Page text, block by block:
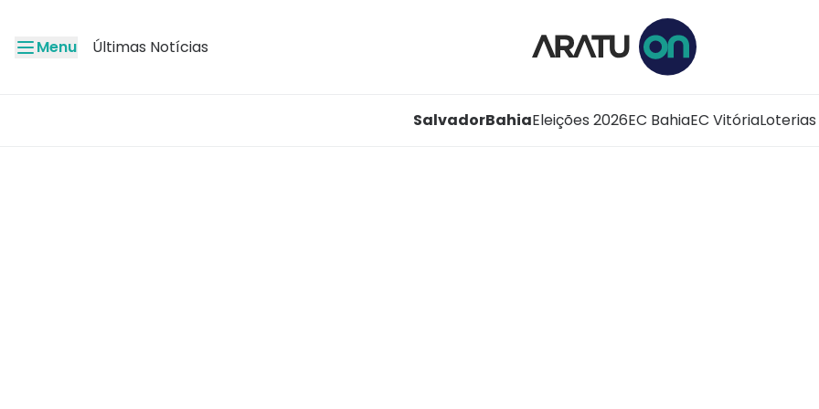
Menu Últimas Notícias
SalvadorBahiaEleições 2026EC BahiaEC VitóriaLoterias